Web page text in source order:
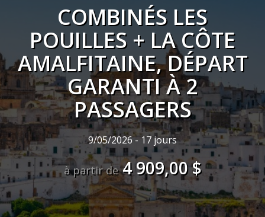
COMBINÉS LES
POUILLES + LA CÔTE
AMALFITAINE, DÉPART
GARANTI À 2
PASSAGERS
9/05/2026 - 17 jours
à partir de4 909,00 $